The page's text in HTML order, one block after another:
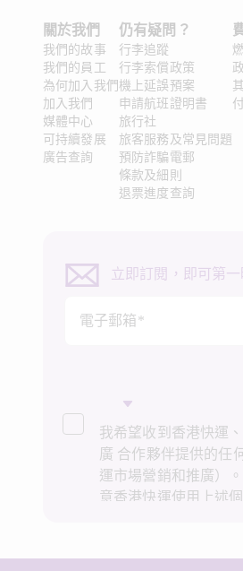
關於我們
我們的故事
我們的員工
為何加入我們
加入我們
媒體中心
可持續發展
廣告查詢
仍有疑問？
行李追蹤
行李索償政策
機上延誤預案
申請航班證明書
旅行社
旅客服務及常見問題
預防詐騙電郵
條款及細則
退票進度查詢
立即訂閱，即可第
電子郵箱*
我希望收到香港快運
廣 合作夥伴提供的任
運市場營銷和推廣）
意香港快運使用上述